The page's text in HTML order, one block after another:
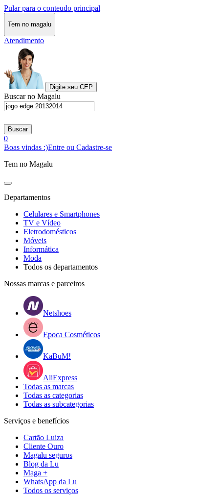
Pular para o conteudo principal
Tem no magalu
Atendimento
Digite seu CEP
Buscar no Magalu
Buscar
0
Boas vindas :)Entre ou Cadastre-se
Tem no Magalu
Departamentos
Celulares e Smartphones
TV e Vídeo
Eletrodomésticos
Móveis
Informática
Moda
Todos os departamentos
Nossas marcas e parceiros
Netshoes
Epoca Cosméticos
KaBuM!
AliExpress
Todas as marcas
Todas as categorias
Todas as subcategorias
Serviços e benefícios
Cartão Luiza
Cliente Ouro
Magalu seguros
Blog da Lu
Maga +
WhatsApp da Lu
Todos os serviços